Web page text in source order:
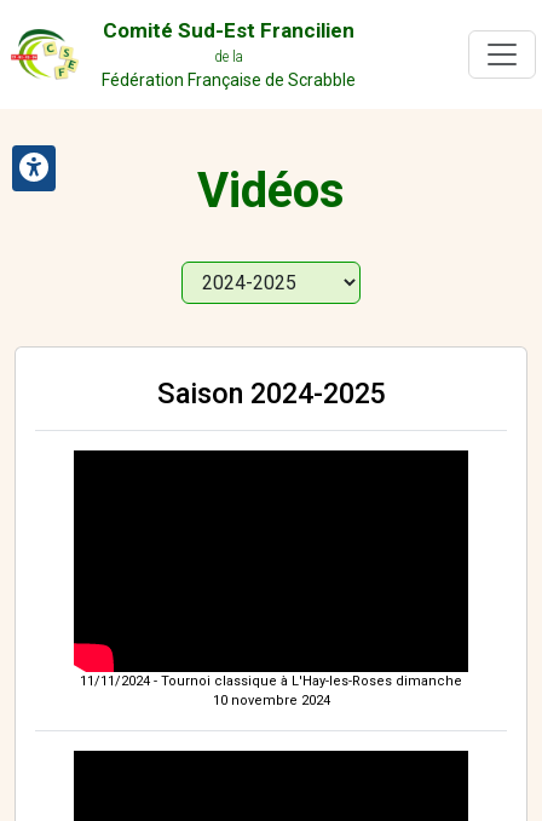
Comité Sud-Est Francilien
de la
Fédération Française de Scrabble
Vidéos
Saison 2024-2025
11/11/2024 - Tournoi classique à L'Hay-les-Roses dimanche
10 novembre 2024